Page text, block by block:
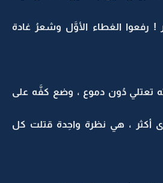
! رفعوا الغطاء الأوَّل وشعرُ غادة
تعتلي دُون دموع ، وضع كفَّه على
أكثر ، هي نظرة واحِدة قتلت كل